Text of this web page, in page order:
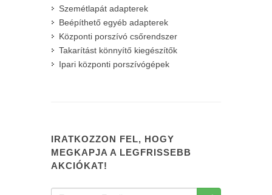
Szemétlapát adapterek
Beépíthető egyéb adapterek
Központi porszívó csőrendszer
Takarítást könnyítő kiegészítők
Ipari központi porszívógépek
IRATKOZZON FEL, HOGY
MEGKAPJA A LEGFRISSEBB
AKCIÓKAT!